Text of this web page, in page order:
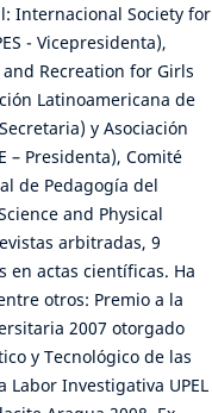
Internacional Society for
- Vicepresidenta),
Recreation for Girls
Latinoamericana de
y Asociación
– Presidenta), Comité
de Pedagogía del
and Physical
arbitradas, 9
actas científicas. Ha
otros: Premio a la
2007 otorgado
y Tecnológico de las
Labor Investigativa UPEL